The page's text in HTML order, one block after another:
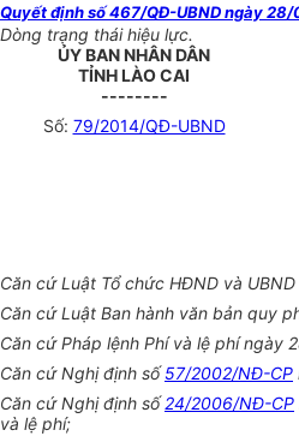
Quyết định số 467/QĐ-UBND ngày
Dòng trạng thái hiệu lực.
ỦY BAN NHÂN DÂN
TỈNH LÀO CAI
--------
Số: 79/2014/QĐ-UBND
Căn cứ Luật Tổ chức HĐND và
Căn cứ Luật Ban hành văn bản quy
Căn cứ Pháp lệnh Phí và lệ phí ngày
Căn cứ Nghị định số57/2002/NĐ-CP
Căn cứ Nghị định số24/2006/NĐ-CP
và lệ phí;